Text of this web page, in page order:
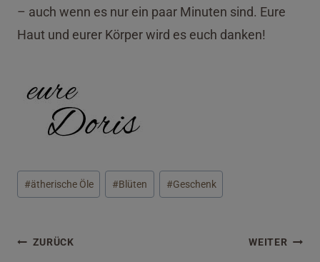
– auch wenn es nur ein paar Minuten sind. Eure
Haut und eurer Körper wird es euch danken!
Schlagworte:
#ätherische Öle #Blüten #Geschenk
Beitragsnavigation
ZURÜCK WEITER